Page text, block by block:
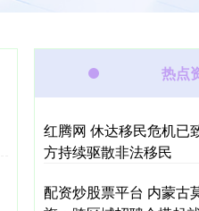
热点
红腾网 休达移民危机已
方持续驱散非法移民
配资炒股票平台 内蒙古